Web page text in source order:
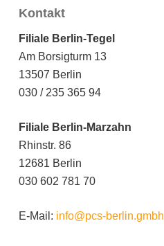
Kontakt
Filiale Berlin-Tegel
Am Borsigturm 13
13507 Berlin
030 / 235 365 94
Filiale Berlin-Marzahn
Rhinstr. 86
12681 Berlin
030 602 781 70
E-Mail: info@pcs-berlin.gmbh